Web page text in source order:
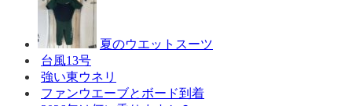
夏のウエットスーツ
台風13号
強い東ウネリ
ファンウエーブとボード到着